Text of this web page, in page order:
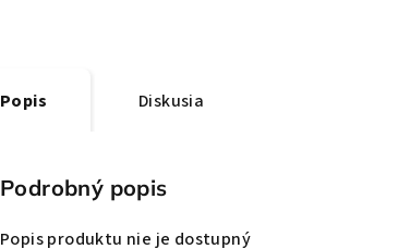
Popis Diskusia
Podrobný popis
Popis produktu nie je dostupný